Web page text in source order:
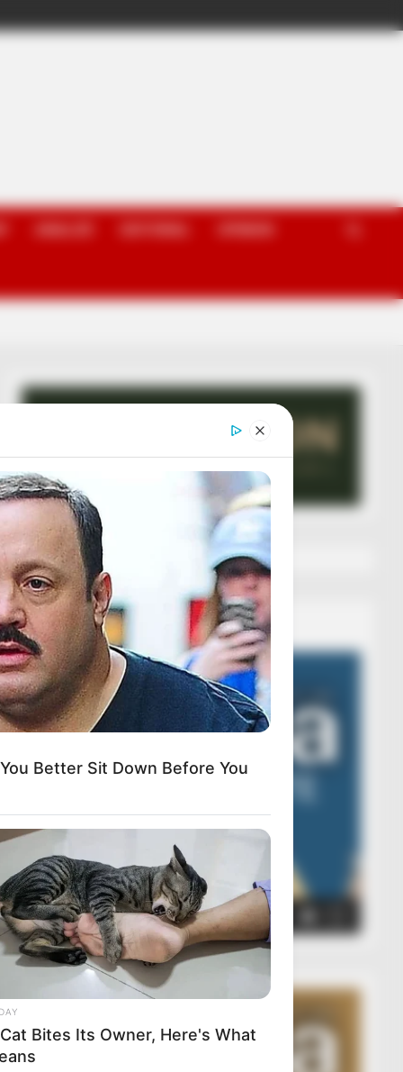
Veza AIBA
Video
Player
00:00 00:05
Better Sit Down Before You
Bites Its Owner, Here's What